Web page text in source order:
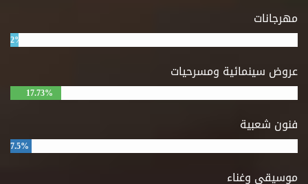
مهرجانات
2%
عروض سينمائية ومسرحيات
17.73%
فنون شعبية
7.5%
موسيقى وغناء